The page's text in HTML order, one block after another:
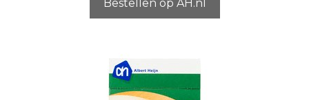
Bestellen op AH.nl